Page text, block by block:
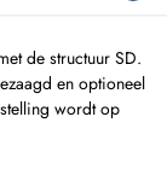
de structuur SD.
en optioneel
wordt op